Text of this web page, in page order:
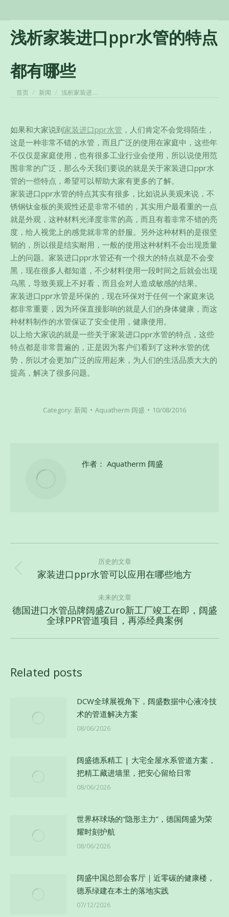
浅析家装进口ppr水管的特点
都有哪些
您在这里：
首页 新闻 浅析家装进…
如果和大家说到家装进口ppr水管 ，人们肯定不会觉得陌生，
这是一种非常不错的水管，而且广泛的使用在家庭中，这些年
不仅仅是家庭使用，也有很多工业行业会使用，所以说使用范
围非常的广泛，那么今天我们要说的就是关于家装进口ppr水
管的一些特点，希望可以帮助大家有更多的了解。
家装进口ppr水管的特点其实有很多，比如说从美观来说，不
锈钢钛金板的美观性还是非常不错的，其实用户最看重的一点
就是外观， 这种材料光泽度非常的高，而且有着非常不错的亮
度，给人视觉上的感觉就非常的舒服。另外这种材料的是很坚
韧的，所以很是结实耐用，一般的使用这种材料不会出现质量
上的问题。家装进口ppr水管还有一个很大的特点就是不会变
黑，现在很多人都知道，不少材料使用一段时间之后就会出现
乌黑，导致美观上不好看，而且会对人造成敏感的结果。
家装进口ppr水管是环保的，现在环保对于任何一个家庭来说
都非常重要，因为环保直接影响的就是人们的身体健康，而这
种材料制作的水管保证了安全使用，健康使用。
以上给大家说的就是一些关于家装进口ppr水管的特点，这些
特点都是非常普遍的，正是因为客户们看到了这种水管的优
势，所以才会更加广泛的应用起来，为人们的生活品质大大的
提高，解决了很多问题。
Category: 新闻 Aquatherm 阔盛 10/08/2016
作者： Aquatherm 阔盛
历史的文章
历
的
文
章：
家装进口ppr水管可以应用在哪些地方
未来的文章
未
来
的
德国进口水管品牌阔盛Zuro新工厂竣工在即，阔盛
全球PPR管道项目，再添经典案例
Related posts
DCW全球展视角下，阔盛数据中心液冷技
术的管道解决方案
08/06/2026
阔盛德系精工 | 大宅全屋水系管道方案，
把精工藏进墙里，把安心留给日常
08/06/2026
世界杯球场的“隐形主力”，德国阔盛为荣
耀时刻护航
08/06/2026
阔盛中国总部会客厅｜近零碳的健康楼，
德系绿建在本土的落地实践
07/12/2026